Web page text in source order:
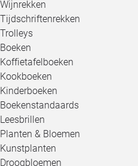
Wijnrekken
Tijdschriftenrekken
Trolleys
Boeken
Koffietafelboeken
Kookboeken
Kinderboeken
Boekenstandaards
Leesbrillen
Planten & Bloemen
Kunstplanten
Droogbloemen